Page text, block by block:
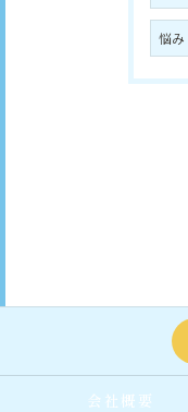
悩み
会社概要